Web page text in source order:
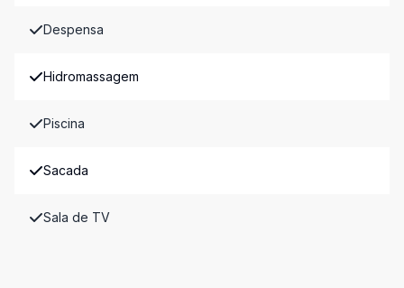
Despensa
Hidromassagem
Piscina
Sacada
Sala de TV